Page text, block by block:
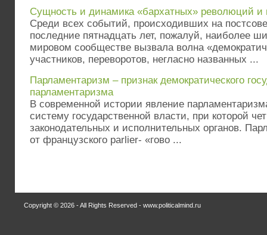
Сущность и динамика «бархатных» революций и
Среди всех событий, происходивших на
последние пятнадцать лет, пожалуй, наиболее
мировом сообществе вызвала волна
участников, переворотов, негласно названных ...
Парламентаризм – признак демократического
парламентаризма
В современной истории явление
систему государственной власти, при которой
законодательных и исполнительных органов.
от французского parlier- «гово ...
Copyright © 2026 - All Rights Reserved - www.politicalmind.ru